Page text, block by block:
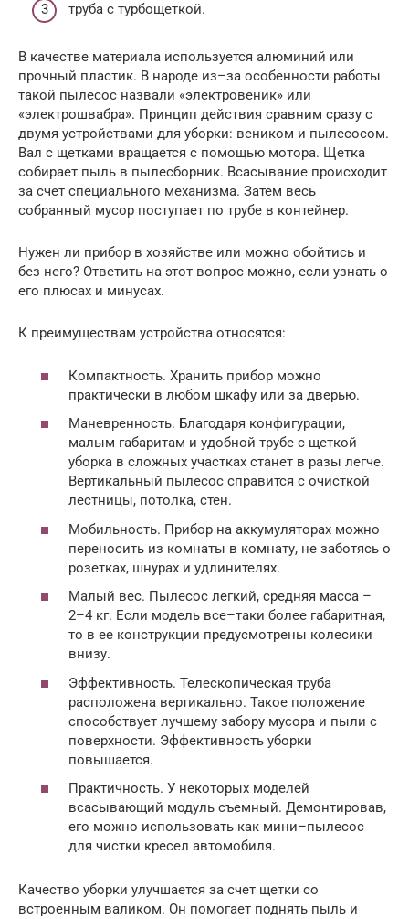
труба с турбощеткой.
В качестве материала используется алюминий или
прочный пластик. В народе из–за особенности работы
такой пылесос назвали «электровеник» или
«электрошвабра». Принцип действия сравним сразу с
двумя устройствами для уборки: веником и пылесосом.
Вал с щетками вращается с помощью мотора. Щетка
собирает пыль в пылесборник. Всасывание происходит
за счет специального механизма. Затем весь
собранный мусор поступает по трубе в контейнер.
Нужен ли прибор в хозяйстве или можно обойтись и
без него? Ответить на этот вопрос можно, если узнать о
его плюсах и минусах.
К преимуществам устройства относятся:
Компактность. Хранить прибор можно
практически в любом шкафу или за дверью.
Маневренность. Благодаря конфигурации,
малым габаритам и удобной трубе с щеткой
уборка в сложных участках станет в разы легче.
Вертикальный пылесос справится с очисткой
лестницы, потолка, стен.
Мобильность. Прибор на аккумуляторах можно
переносить из комнаты в комнату, не заботясь о
розетках, шнурах и удлинителях.
Малый вес. Пылесос легкий, средняя масса –
2–4 кг. Если модель все–таки более габаритная,
то в ее конструкции предусмотрены колесики
внизу.
Эффективность. Телескопическая труба
расположена вертикально. Такое положение
способствует лучшему забору мусора и пыли с
поверхности. Эффективность уборки
повышается.
Практичность. У некоторых моделей
всасывающий модуль съемный. Демонтировав,
его можно использовать как мини–пылесос
для чистки кресел автомобиля.
Качество уборки улучшается за счет щетки со
встроенным валиком. Он помогает поднять пыль и